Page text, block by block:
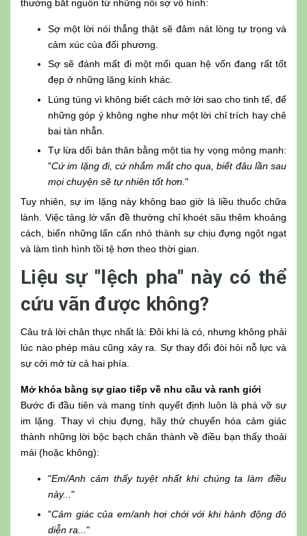
thường bắt nguồn từ những nỗi sợ vô hình:
Sợ một lời nói thẳng thật sẽ đâm nát lòng tự trọng và
cảm xúc của đối phương.
Sợ sẽ đánh mất đi một mối quan hệ vốn đang rất tốt
đẹp ở những lăng kính khác.
Lúng túng vì không biết cách mở lời sao cho tinh tế, để
những góp ý không nghe như một lời chỉ trích hay chê
bai tàn nhẫn.
Tự lừa dối bản thân bằng một tia hy vọng mỏng manh:
"Cứ im lặng đi, cứ nhắm mắt cho qua, biết đâu lần sau
mọi chuyện sẽ tự nhiên tốt hơn."
Tuy nhiên, sự im lặng này không bao giờ là liều thuốc chữa
lành. Việc tảng lờ vấn đề thường chỉ khoét sâu thêm khoảng
cách, biến những lấn cấn nhỏ thành sự chịu đựng ngột ngạt
và làm tình hình tồi tệ hơn theo thời gian.
Liệu sự "lệch pha" này có thể
cứu vãn được không?
Câu trả lời chân thực nhất là: Đôi khi là có, nhưng không phải
lúc nào phép màu cũng xảy ra. Sự thay đổi đòi hỏi nỗ lực và
sự cởi mở từ cả hai phía.
Mở khóa bằng sự giao tiếp về nhu cầu và ranh giới
Bước đi đầu tiên và mang tính quyết định luôn là phá vỡ sự
im lặng. Thay vì chịu đựng, hãy thử chuyển hóa cảm giác
thành những lời bộc bạch chân thành về điều bạn thấy thoải
mái (hoặc không):
"Em/Anh cảm thấy tuyệt nhất khi chúng ta làm điều
này... "
"Cảm giác của em/anh hơi chới với khi hành động đó
diễn ra... "